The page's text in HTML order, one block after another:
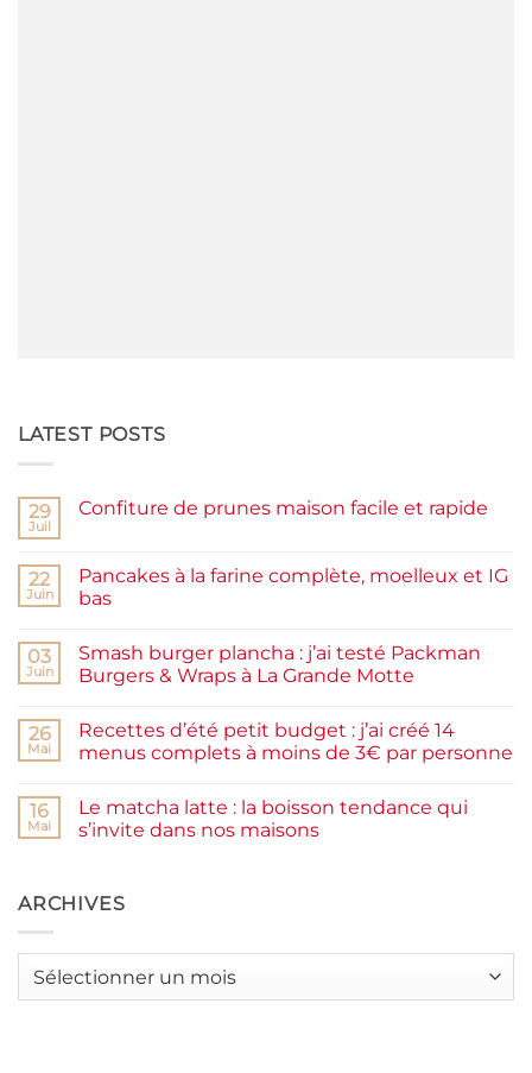
LATEST POSTS
29
Juil
Confiture de prunes maison facile et rapide
Confiture
de
prunes
et
rapide
22
Juin
Pancakes à la farine complète, moelleux et IG
bas
sur
Pancakes
à
complète,
et
03
Juin
Smash burger plancha : j’ai testé Packman
Burgers & Wraps à La Grande Motte
sur
burger
testé
Packman
Burgers &
Grande
Motte
26
Mai
Recettes d’été petit budget : j’ai créé 14
menus complets à moins de 3€ par personne
sur
Recettes
d’été
j’ai
créé
à
16
Mai
Le matcha latte : la boisson tendance qui
s’invite dans nos maisons
Le
matcha
boisson
ARCHIVES
Archives